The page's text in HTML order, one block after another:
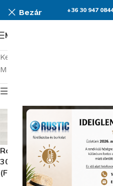
Bezár +36 30 947
Menü
Kezdőlap
Mind a(z) 2 találat
Roca Room Suite Blanco
30X90 Fali csempe
(FB4W1AW011)